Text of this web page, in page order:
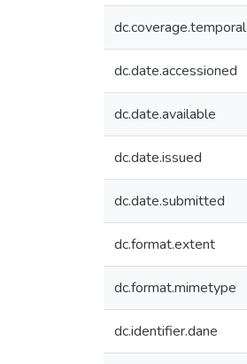
dc.coverage.temporal
dc.date.accessioned
dc.date.available
dc.date.issued
dc.date.submitted
dc.format.extent
dc.format.mimetype
dc.identifier.dane